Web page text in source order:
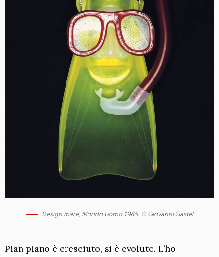
Design mare, Mondo Uomo 1985. © Giovanni Gastel
Pian piano è cresciuto, si è evoluto. L’ho